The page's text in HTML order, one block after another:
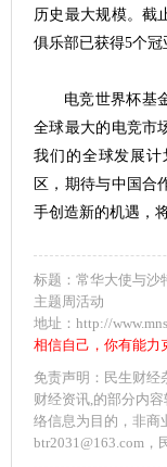
历史最大规模。截
俱乐部已获得5个冠
电竞世界杯基
全球最大的电竞市
我们的全球发展
区，期待与中国合
手创造新的机遇，
标题：常华大使与沙
主题周活动
地址：http://
相信自己，你有能力
免责声明：民生财经
财经资讯,的部分内
络信息为目的，非商
btr2031@163.com，